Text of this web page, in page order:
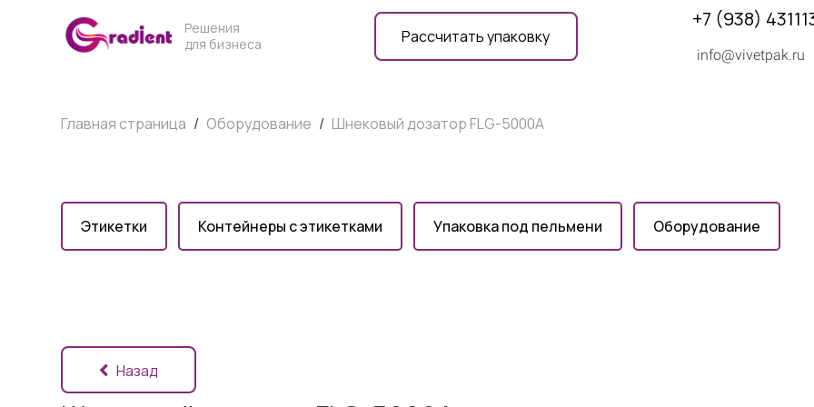
Решения
для бизнеса
+7 (938)
info@vivetpak.ru
Рассчитать упаковку
Главная страница / Оборудование / Шнековый дозатор FLG-5000A
Этикетки Контейнеры с этикетками Упаковка под пельмени Оборудование
Назад